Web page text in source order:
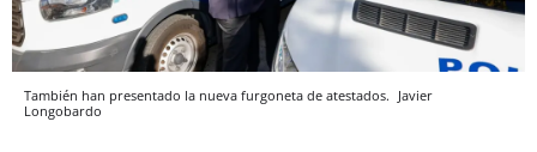
También han presentado la nueva furgoneta de atestados. Javier
Longobardo